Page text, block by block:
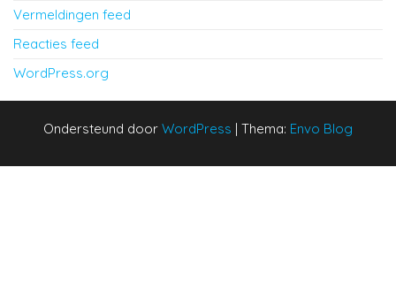
Vermeldingen feed
Reacties feed
WordPress.org
Ondersteund door WordPress | Thema: Envo Blog